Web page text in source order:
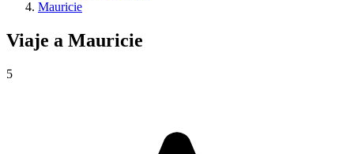
Mauricie
Viaje a Mauricie
5